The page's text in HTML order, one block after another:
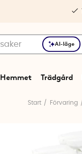
AI-läge
Hemmet Trädgård
Start Förvaring